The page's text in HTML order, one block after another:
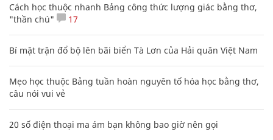
Cách học thuộc nhanh Bảng công thức lượng giác bằng thơ,
"thần chú"
17
Bí mật trận đổ bộ lên bãi biển Tà Lơn của Hải quân Việt Nam
Mẹo học thuộc Bảng tuần hoàn nguyên tố hóa học bằng thơ,
câu nói vui vẻ
20 số điện thoại ma ám bạn không bao giờ nên gọi